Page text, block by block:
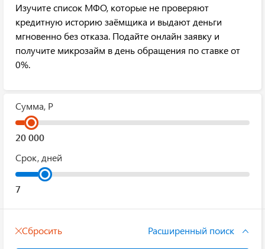
Изучите список МФО, которые не проверяют
кредитную историю заёмщика и выдают деньги
мгновенно без отказа. Подайте онлайн заявку и
получите микрозайм в день обращения по ставке от
0%.
Сумма, Р
Срок, дней
Сбросить Расширенный поиск